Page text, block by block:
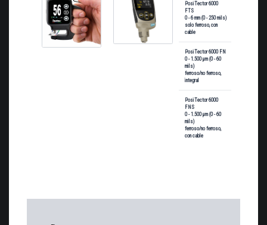
PosiTector 6000
FTS
0 - 6 mm (0 - 250 mils)
solo ferroso, con
cable
PosiTector 6000 FN
0 - 1.500 μm (0 - 60
mils)
ferroso/no ferroso,
integral
PosiTector 6000
FNS
0 - 1.500 μm (0 - 60
mils)
ferroso/no ferroso,
con cable